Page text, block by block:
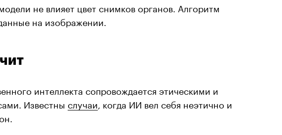
не влияет цвет снимков органов. Алгоритм
на изображении.
интеллекта сопровождается этическими и
Известны случаи , когда ИИ вел себя неэтично и